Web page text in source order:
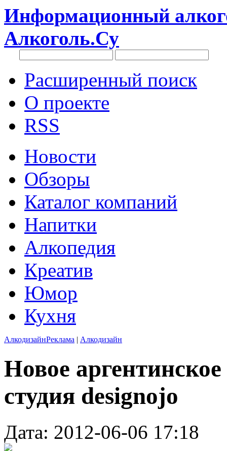
Информационный
Алкоголь.Су
Расширенный поиск
О проекте
RSS
Новости
Обзоры
Каталог компаний
Напитки
Алкопедия
Креатив
Юмор
Кухня
АлкодизайнРеклама | Алкодизайн
Новое
студия designojo
Дата: 2012-06-06 17:18